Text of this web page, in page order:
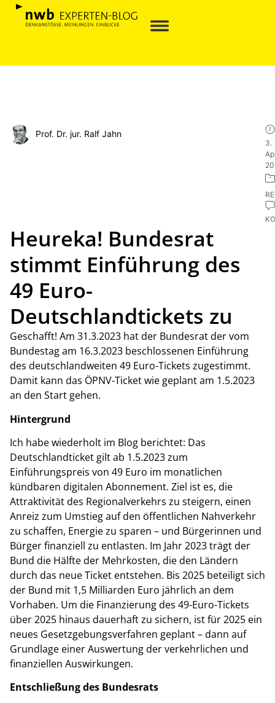
Prof. Dr. jur. Ralf Jahn
3.
Heureka! Bundesrat
stimmt Einführung des
49 Euro-
Deutschlandtickets zu
Geschafft! Am 31.3.2023 hat der Bundesrat der vom
Bundestag am 16.3.2023 beschlossenen Einführung
des deutschlandweiten 49 Euro-Tickets zugestimmt.
Damit kann das ÖPNV-Ticket wie geplant am 1.5.2023
an den Start gehen.
Hintergrund
Ich habe wiederholt im Blog berichtet: Das
Deutschlandticket gilt ab 1.5.2023 zum
Einführungspreis von 49 Euro im monatlichen
kündbaren digitalen Abonnement. Ziel ist es, die
Attraktivität des Regionalverkehrs zu steigern, einen
Anreiz zum Umstieg auf den öffentlichen Nahverkehr
zu schaffen, Energie zu sparen – und Bürgerinnen und
Bürger finanziell zu entlasten. Im Jahr 2023 trägt der
Bund die Hälfte der Mehrkosten, die den Ländern
durch das neue Ticket entstehen. Bis 2025 beteiligt sich
der Bund mit 1,5 Milliarden Euro jährlich an dem
Vorhaben. Um die Finanzierung des 49-Euro-Tickets
über 2025 hinaus dauerhaft zu sichern, ist für 2025 ein
neues Gesetzgebungsverfahren geplant – dann auf
Grundlage einer Auswertung der verkehrlichen und
finanziellen Auswirkungen.
Entschließung des Bundesrats